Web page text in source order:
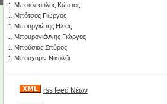
::. Μποτόπουλος Κώστας
::. Μπότσος Γιώργος
::. Μπουργιώτης Ηλίας
::. Μπουρογιάννης Γιώργος
::. Μπούσιας Σπύρος
::. Μπουχάριν Νικολάι
rss feed Νέων